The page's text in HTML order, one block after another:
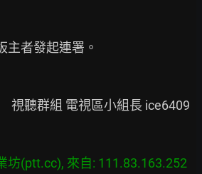
坊(ptt.cc), 來自: 111.83.163.252